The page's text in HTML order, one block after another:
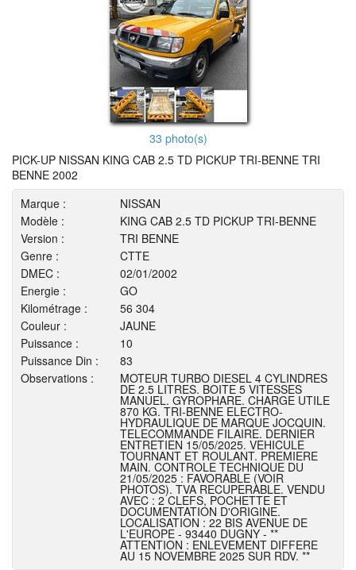
33 photo(s)
PICK-UP NISSAN KING CAB 2.5 TD PICKUP TRI-BENNE TRI
BENNE 2002
Marque :
NISSAN
Modèle :
KING CAB 2.5 TD PICKUP TRI-BENNE
Version :
TRI BENNE
Genre :
CTTE
DMEC :
02/01/2002
Energie :
GO
Kilométrage :
56 304
Couleur :
JAUNE
Puissance :
10
Puissance Din :
83
Observations :
MOTEUR TURBO DIESEL 4 CYLINDRES
DE 2.5 LITRES. BOITE 5 VITESSES
MANUEL. GYROPHARE. CHARGE UTILE
870 KG. TRI-BENNE ELECTRO-
HYDRAULIQUE DE MARQUE JOCQUIN.
TELECOMMANDE FILAIRE. DERNIER
ENTRETIEN 15/05/2025. VEHICULE
TOURNANT ET ROULANT. PREMIERE
MAIN. CONTROLE TECHNIQUE DU
21/05/2025 : FAVORABLE (VOIR
PHOTOS). TVA RECUPERABLE. VENDU
AVEC : 2 CLEFS, POCHETTE ET
DOCUMENTATION D'ORIGINE.
LOCALISATION : 22 BIS AVENUE DE
L'EUROPE - 93440 DUGNY - **
ATTENTION : ENLEVEMENT DIFFERE
AU 15 NOVEMBRE 2025 SUR RDV. **